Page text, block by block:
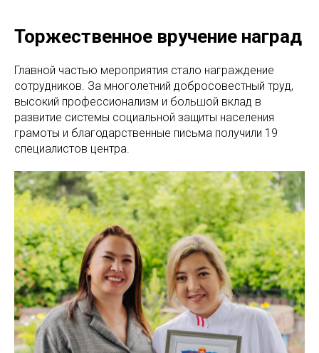
Торжественное вручение наград
Главной частью мероприятия стало награждение
сотрудников. За многолетний добросовестный труд,
высокий профессионализм и большой вклад в
развитие системы социальной защиты населения
грамоты и благодарственные письма получили 19
специалистов центра.